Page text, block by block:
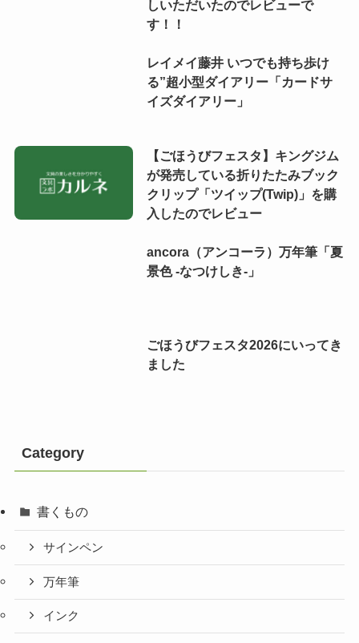
しいただいたのでレビューで
す！！
レイメイ藤井 いつでも持ち歩け
る”超小型ダイアリー「カードサ
イズダイアリー」
【ごほうびフェスタ】キングジム
が発売している折りたたみブック
クリップ「ツイップ(Twip)」を購
入したのでレビュー
ancora（アンコーラ）万年筆「夏
景色 -なつけしき-」
ごほうびフェスタ2026にいってき
ました
Category
書くもの
サインペン
万年筆
インク